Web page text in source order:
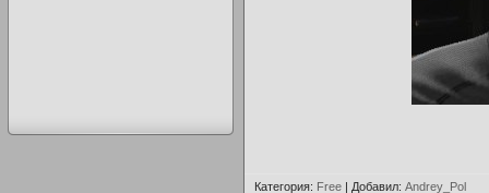
Категория: Free | Добавил: Andrey_Pol